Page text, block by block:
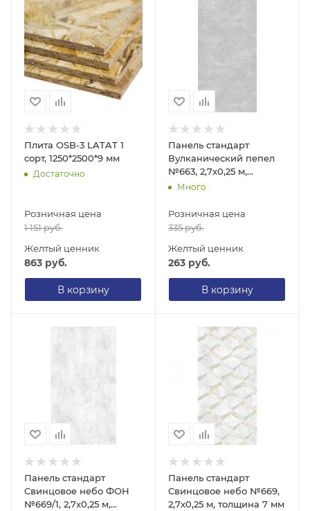
Плита OSB-3 LATAT 1
сорт, 1250*2500*9 мм
Достаточно
Розничная цена
1 151руб.
Желтый ценник
863 руб.
В корзину
Панель стандарт
Вулканический пепел
№663, 2,7х0,25 м,
толщина 8 мм
Много
Розничная цена
335руб.
Желтый ценник
263 руб.
В корзину
Панель стандарт
Свинцовое небо ФОН
№669/1, 2,7х0,25 м,
Панель стандарт
Свинцовое небо №669,
2,7х0,25 м, толщина 7 мм